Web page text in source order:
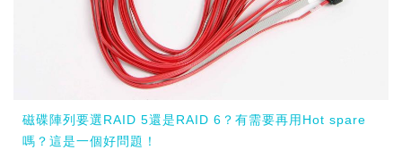
磁碟陣列要選RAID 5還是RAID 6？有需要再用Hot spare
嗎？這是一個好問題！